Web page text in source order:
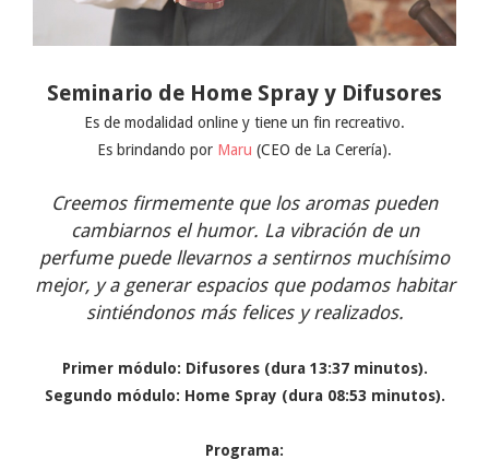
Seminario de Home Spray y Difusores
Es de modalidad online y tiene un fin recreativo.
Es brindando por Maru (CEO de La Cerería).
Creemos firmemente que los aromas pueden
cambiarnos el humor. La vibración de un
perfume puede llevarnos a sentirnos muchísimo
mejor, y a generar espacios que podamos habitar
sintiéndonos más felices y realizados.
Primer módulo: Difusores (dura 13:37 minutos).
Segundo módulo: Home Spray (dura 08:53 minutos).
Programa: